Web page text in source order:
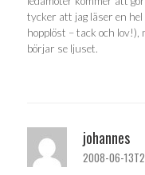
tycker att jag läser en hel
hopplöst – tack och
börjar se ljuset.
johannes
2008-06-